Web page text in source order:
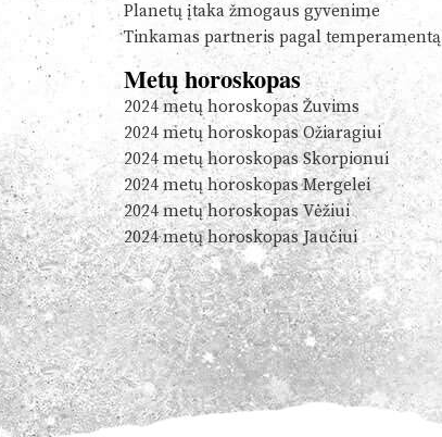
Planetų įtaka žmogaus gyvenime
Tinkamas partneris pagal temperamentą
Metų horoskopas
2024 metų horoskopas Žuvims
2024 metų horoskopas Ožiaragiui
2024 metų horoskopas Skorpionui
2024 metų horoskopas Mergelei
2024 metų horoskopas Vėžiui
2024 metų horoskopas Jaučiui